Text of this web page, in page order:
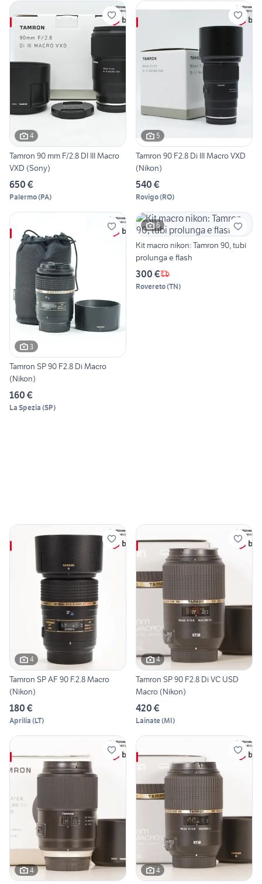
4
Tamron 90 mm F/2.8 DI III Macro
VXD (Sony)
650 €
Palermo(PA)
5
Tamron 90 F2.8 Di III Macro VXD
(Nikon)
540 €
Rovigo(RO)
3
Tamron SP 90 F2.8 Di Macro
(Nikon)
160 €
La Spezia (SP)
6
Kit macro nikon: Tamron 90, tubi
prolunga e flash
300 €
Rovereto(TN)
4
Tamron SP AF 90 F.2.8 Macro
(Nikon)
180 €
Aprilia (LT)
4
Tamron SP 90 F2.8 Di VC USD
Macro (Nikon)
420 €
Lainate(MI)
4 4